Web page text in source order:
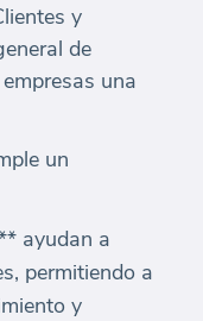
y
de
una
un
ayudan a
permitiendo a
y